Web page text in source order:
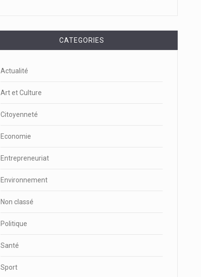
CATEGORIES
Actualité
Art et Culture
Citoyenneté
Economie
Entrepreneuriat
Environnement
Non classé
Politique
Santé
Sport